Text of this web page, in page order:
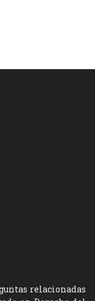
relacionadas